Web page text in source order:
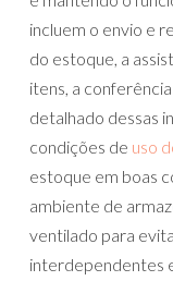
incluem o envio e
do estoque, a
itens, a
detalhado dessas
condições de uso
estoque em boas
ambiente de
ventilado para
interdependentes